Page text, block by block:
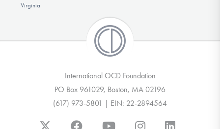
Virginia
International OCD Foundation
PO Box 961029, Boston, MA 02196
(617) 973-5801 | EIN: 22-2894564